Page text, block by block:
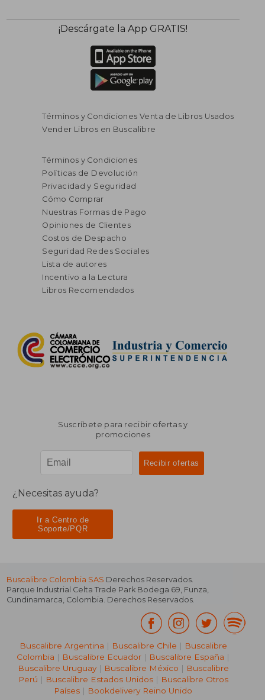
¡Descárgate la App GRATIS!
Términos y Condiciones Venta de Libros Usados
Vender Libros en Buscalibre
Términos y Condiciones
Políticas de Devolución
Privacidad y Seguridad
Cómo Comprar
Nuestras Formas de Pago
Opiniones de Clientes
Costos de Despacho
Seguridad Redes Sociales
Lista de autores
Incentivo a la Lectura
Libros Recomendados
Suscríbete para recibir ofertas y
promociones
¿Necesitas ayuda?
Ir a Centro de
Soporte/PQR
Buscalibre Colombia SAS Derechos Reservados.
Parque Industrial Celta Trade Park Bodega 69, Funza,
Cundinamarca, Colombia. Derechos Reservados.
Buscalibre Argentina | Buscalibre Chile | Buscalibre
Colombia | Buscalibre Ecuador | Buscalibre España |
Buscalibre Uruguay| Buscalibre México | Buscalibre
Perú | Buscalibre Estados Unidos| Buscalibre Otros
Países | Bookdelivery Reino Unido